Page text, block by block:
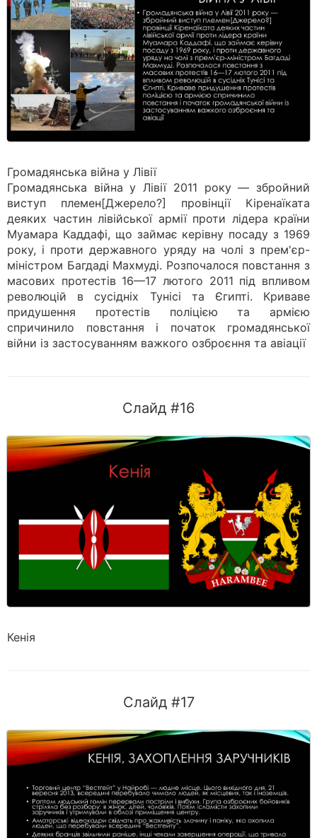
Громадянська війна у Лівії
Громадянська війна у Лівії 2011 року — збройний
виступ племен[Джерело?] провінції Кіренаїката
деяких частин лівійської армії проти лідера країни
Муамара Каддафі, що займає керівну посаду з 1969
року, і проти державного уряду на чолі з прем'єр-
міністром Багдаді Махмуді. Розпочалося повстання з
масових протестів 16—17 лютого 2011 під впливом
революцій в сусідніх Тунісі та Єгипті. Криваве
придушення протестів поліцією та армією
спричинило повстання і початок громадянської
війни із застосуванням важкого озброєння та авіації
Слайд #16
Кенія
Слайд #17